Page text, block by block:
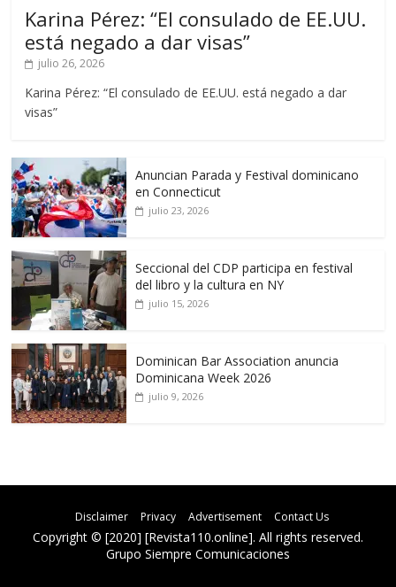
Karina Pérez: “El consulado de EE.UU.
está negado a dar visas”
julio 26, 2026
Karina Pérez: “El consulado de EE.UU. está negado a dar
visas”
Anuncian Parada y Festival dominicano
en Connecticut
julio 23, 2026
Seccional del CDP participa en festival
del libro y la cultura en NY
julio 15, 2026
Dominican Bar Association anuncia
Dominicana Week 2026
julio 9, 2026
Disclaimer Privacy Advertisement Contact Us
Copyright © [2020] [Revista110.online]. All rights reserved.
Grupo Siempre Comunicaciones